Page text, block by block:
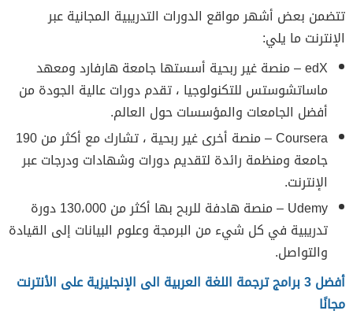
تتضمن بعض أشهر مواقع الدورات التدريبية المجانية عبر
الإنترنت ما يلي:
edX – منصة غير ربحية أسستها جامعة هارفارد ومعهد
ماساتشوستس للتكنولوجيا ، تقدم دورات عالية الجودة من
أفضل الجامعات والمؤسسات حول العالم.
Coursera – منصة أخرى غير ربحية ، تشارك مع أكثر من 190
جامعة ومنظمة رائدة لتقديم دورات وشهادات ودرجات عبر
الإنترنت.
Udemy – منصة هادفة للربح بها أكثر من 130،000 دورة
تدريبية في كل شيء من البرمجة وعلوم البيانات إلى القيادة
والتواصل.
أفضل 3 برامج ترجمة اللغة العربية الى الإنجليزية على الأنترنت
مجانًا